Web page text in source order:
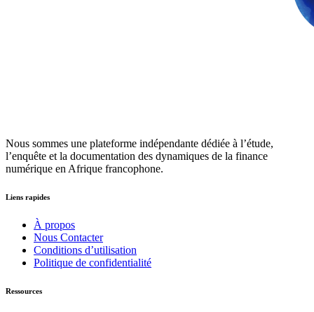
Nous sommes une plateforme indépendante dédiée à l’étude,
l’enquête et la documentation des dynamiques de la finance
numérique en Afrique francophone.
Liens rapides
À propos
Nous Contacter
Conditions d’utilisation
Politique de confidentialité
Ressources